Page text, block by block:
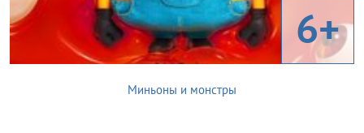
6+
Миньоны и монстры